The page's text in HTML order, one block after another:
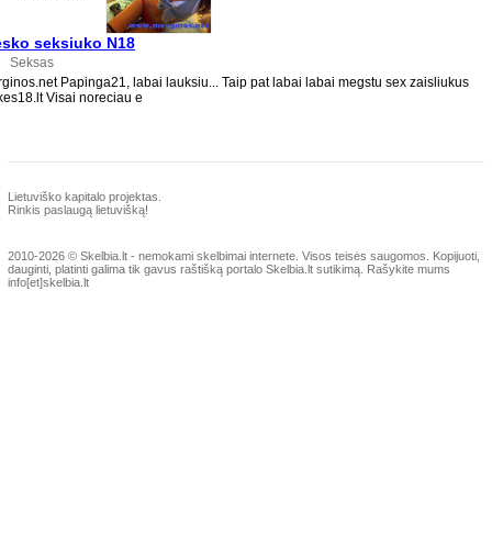
seksiuko N18
Seksas
Papinga21, labai lauksiu... Taip pat labai labai megstu sex zaisliukus
Visai noreciau e
Lietuviško kapitalo projektas.
Rinkis paslaugą lietuvišką!
2010-2026 © Skelbia.lt - nemokami skelbimai internete. Visos teisės saugomos. Kopijuoti,
dauginti, platinti galima tik gavus raštišką portalo Skelbia.lt sutikimą. Rašykite mums
info[et]skelbia.lt